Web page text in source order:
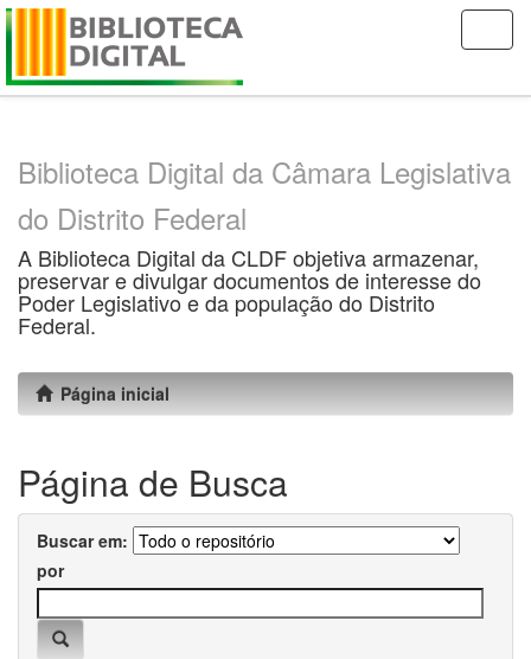
Skip
Biblioteca Digital da Câmara Legislativa
do Distrito Federal
A Biblioteca Digital da CLDF objetiva armazenar,
preservar e divulgar documentos de interesse do
Poder Legislativo e da população do Distrito
Federal.
Página inicial
Página de Busca
Buscar em:
por